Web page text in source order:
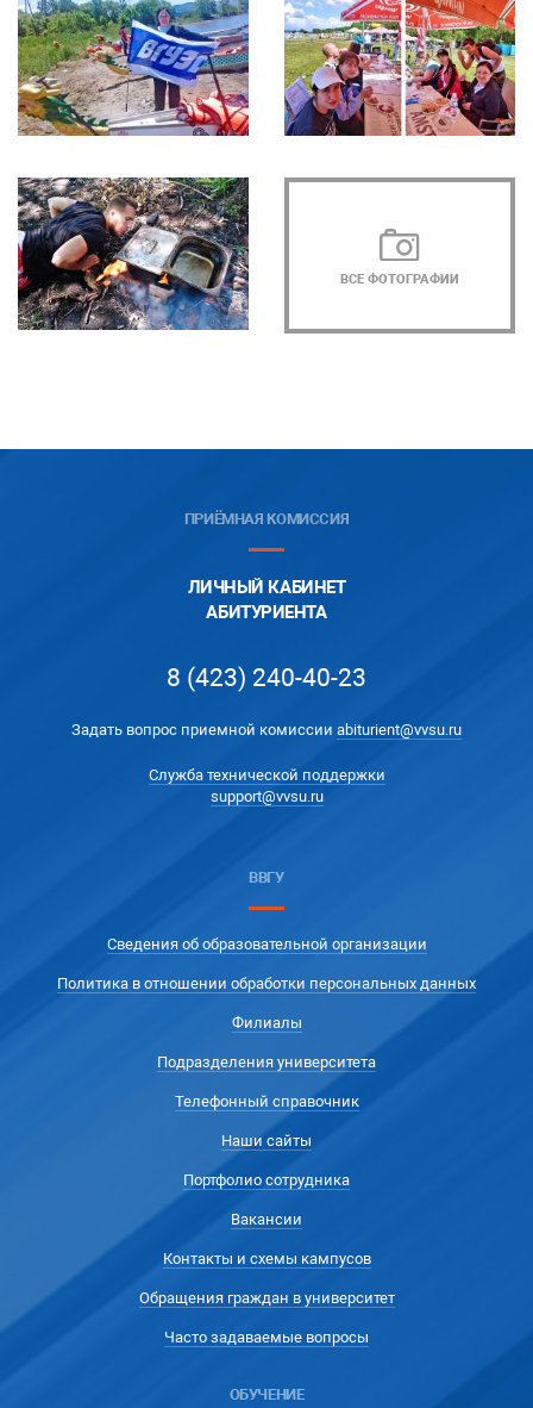
ВСЕ ФОТОГРАФИИ
ПРИЁМНАЯ КОМИССИЯ
ЛИЧНЫЙ КАБИНЕТ
АБИТУРИЕНТА
8 (423) 240-40-23
Задать вопрос приемной комиссии abiturient@vvsu.ru
Служба технической поддержки
support@vvsu.ru
ВВГУ
Сведения об образовательной организации
Политика в отношении обработки персональных данных
Филиалы
Подразделения университета
Телефонный справочник
Наши сайты
Портфолио сотрудника
Вакансии
Контакты и схемы кампусов
Обращения граждан в университет
Часто задаваемые вопросы
ОБУЧЕНИЕ